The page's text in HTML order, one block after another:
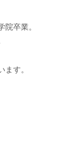
卒業。
す。